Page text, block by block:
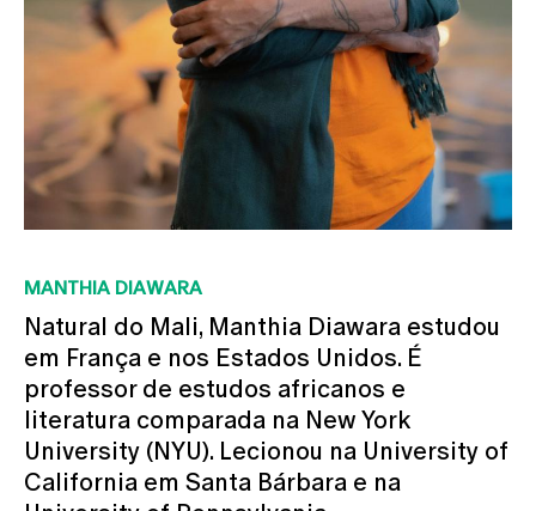
MANTHIA DIAWARA
Natural do Mali, Manthia Diawara estudou
em França e nos Estados Unidos. É
professor de estudos africanos e
literatura comparada na New York
University (NYU). Lecionou na University of
California em Santa Bárbara e na